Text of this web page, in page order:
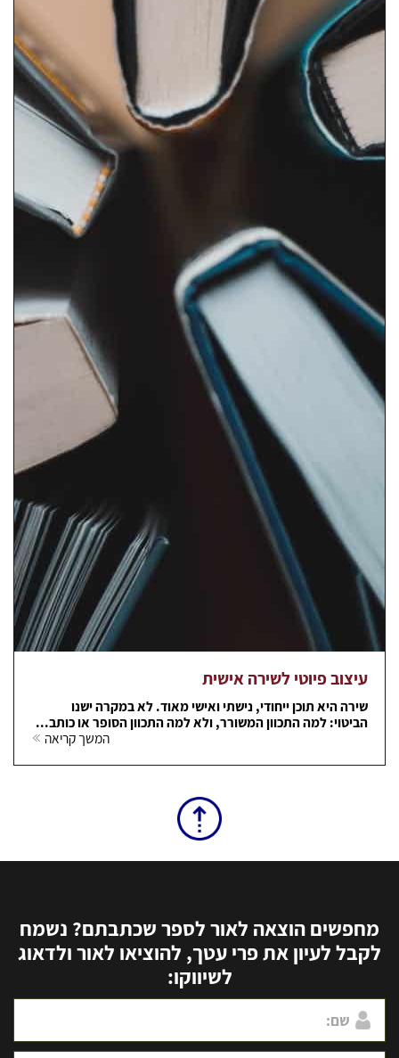
עיצוב פיוטי לשירה אישית
שירה היא תוכן ייחודי, נישתי ואישי מאוד. לא במקרה ישנו
הביטוי: למה התכוון המשורר, ולא למה התכוון הסופר או כותב...
המשך קריאה
מחפשים הוצאה לאור לספר שכתבתם? נשמח
לקבל לעיון את פרי עטך, להוציאו לאור ולדאוג
לשיווקו: